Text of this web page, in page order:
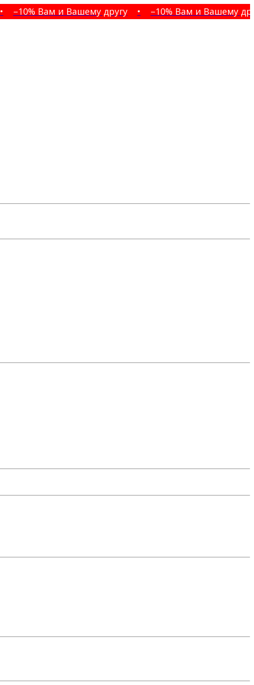
–10% Вам и Вашему другу • –10% Вам и Вашему другу